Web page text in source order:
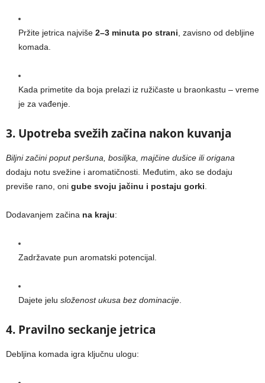
Pržite jetrica najviše 2–3 minuta po strani, zavisno od debljine
komada.
Kada primetite da boja prelazi iz ružičaste u braonkastu – vreme
je za vađenje.
3. Upotreba svežih začina nakon kuvanja
Biljni začini poput peršuna, bosiljka, majčine dušice ili origana
dodaju notu svežine i aromatičnosti. Međutim, ako se dodaju
previše rano, oni gube svoju jačinu i postaju gorki.
Dodavanjem začina na kraju:
Zadržavate pun aromatski potencijal.
Dajete jelu složenost ukusa bez dominacije.
4. Pravilno seckanje jetrica
Debljina komada igra ključnu ulogu: